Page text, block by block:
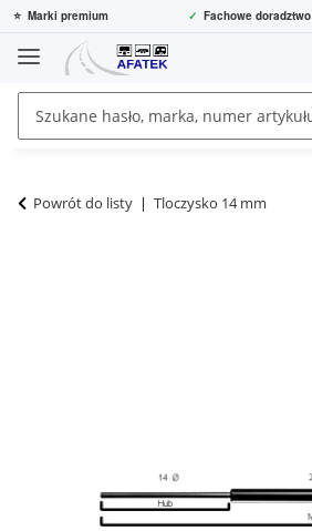
⭐ Marki premium ✓ Fachowe doradztwo
Powrót do listy Tloczysko 14 mm